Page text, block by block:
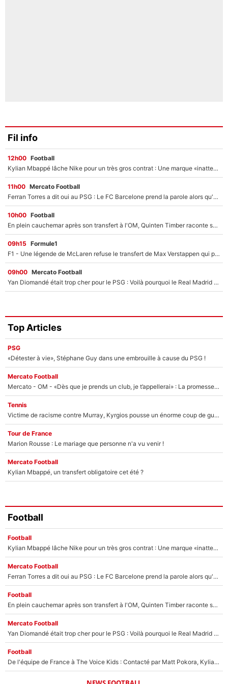
Fil info
12h00 Football
Kylian Mbappé lâche Nike pour un très gros contrat : Une marque «inattendue» va frapper très fort
11h00 Mercato Football
Ferran Torres a dit oui au PSG : Le FC Barcelone prend la parole alors qu'un transfert de l'attaquant espagnol prend forme
10h00 Football
En plein cauchemar après son transfert à l'OM, Quinten Timber raconte ses doutes après sa signature à Marseille
09h15 Formule1
F1 - Une légende de McLaren refuse le transfert de Max Verstappen qui pourrait «faire des vagues» et plomber l'ambiance dans l'équipe
09h00 Mercato Football
Yan Diomandé était trop cher pour le PSG : Voilà pourquoi le Real Madrid a accepté de payer la somme record de 140M€ pour boucler son transfert !
Top Articles
PSG
«Détester à vie», Stéphane Guy dans une embrouille à cause du PSG !
Mercato Football
Mercato - OM - «Dès que je prends un club, je t’appellerai» : La promesse de Marcelino au moment de claquer la porte
Tennis
Victime de racisme contre Murray, Kyrgios pousse un énorme coup de gueule !
Tour de France
Marion Rousse : Le mariage que personne n'a vu venir !
Mercato Football
Kylian Mbappé, un transfert obligatoire cet été ?
Football
Football
Kylian Mbappé lâche Nike pour un très gros contrat : Une marque «inattendue» va frapper très fort
Mercato Football
Ferran Torres a dit oui au PSG : Le FC Barcelone prend la parole alors qu'un transfert de l'attaquant espagnol prend forme
Football
En plein cauchemar après son transfert à l'OM, Quinten Timber raconte ses doutes après sa signature à Marseille
Mercato Football
Yan Diomandé était trop cher pour le PSG : Voilà pourquoi le Real Madrid a accepté de payer la somme record de 140M€ pour boucler son transfert !
Football
De l'équipe de France à The Voice Kids : Contacté par Matt Pokora, Kylian Mbappé a accepté de jouer un rôle inédit sur TF1 !